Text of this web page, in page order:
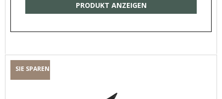
PRODUKT ANZEIGEN
SIE SPAREN